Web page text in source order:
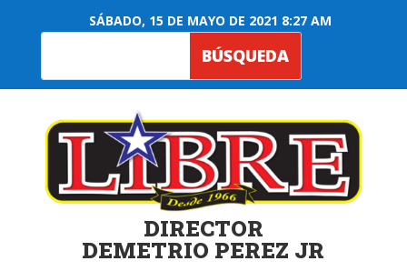
SÁBADO, 15 DE MAYO DE 2021 8:27 AM
DIRECTOR
DEMETRIO PEREZ JR